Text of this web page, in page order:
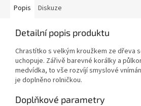
Popis Diskuze
Detailní popis produktu
Chrastítko s velkým kroužkem ze dřeva
uchopuje. Zářivě barevné korálky a
medvídka, to vše rozvíjí smyslové
je doplněno rolničkou.
Doplňkové parametry